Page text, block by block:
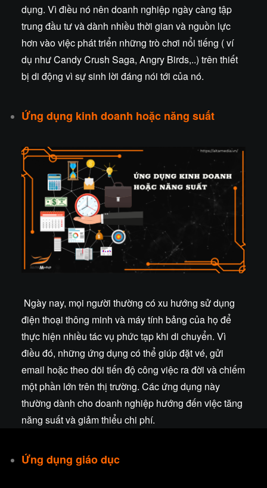
dụng. Vì điều nó nên doanh nghiệp ngày càng tập
trung đầu tư và dành nhiều thời gian và nguồn lực
hơn vào việc phát triển những trò chơi nổi tiếng ( ví
dụ như Candy Crush Saga, Angry Birds,..) trên thiết
bị di động vì sự sinh lời đáng nói tới của nó.
Ứng dụng kinh doanh hoặc năng suất
Ngày nay, mọi người thường có xu hướng sử dụng
điện thoại thông minh và máy tính bảng của họ để
thực hiện nhiều tác vụ phức tạp khi di chuyển. Vì
điều đó, những ứng dụng có thể giúp đặt vé, gửi
email hoặc theo dõi tiến độ công việc ra đời và chiếm
một phần lớn trên thị trường. Các ứng dụng này
thường dành cho doanh nghiệp hướng đến việc tăng
năng suất và giảm thiểu chi phí.
Ứng dụng giáo dục